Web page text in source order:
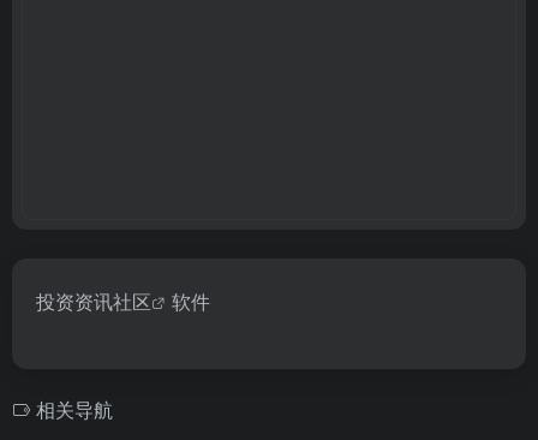
投资资讯社区 软件
相关导航